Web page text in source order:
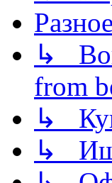
↳
from
↳
↳